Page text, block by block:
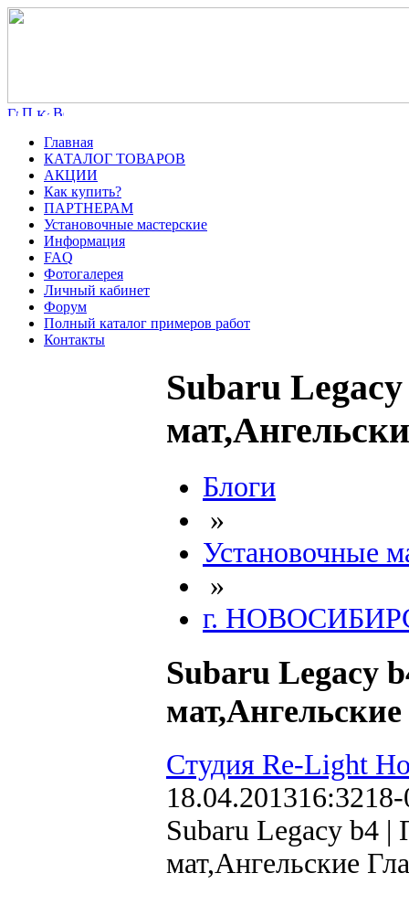
Главная
КАТАЛОГ ТОВАРОВ
АКЦИИ
Как купить?
ПАРТНЕРАМ
Установочные мастерские
Информация
FAQ
Фотогалерея
Личный кабинет
Форум
Полный каталог примеров работ
Контакты
Subaru
Блоги
»
Установочные
»
г.
Subaru Legacy
Студия Re-Light
18.04.201316:32
Subaru Legacy b4 |
мат,Ангельские